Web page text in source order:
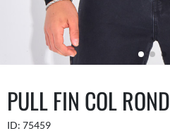
PULL FIN COL ROND
ID: 75459